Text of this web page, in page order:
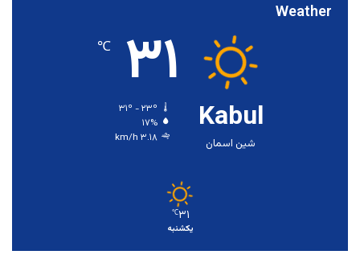
Weather
Kabul
شین اسمان
۳۱ ℃
۱۷%
۳.۱۸ km/h
۳۱℃
یکشنبه